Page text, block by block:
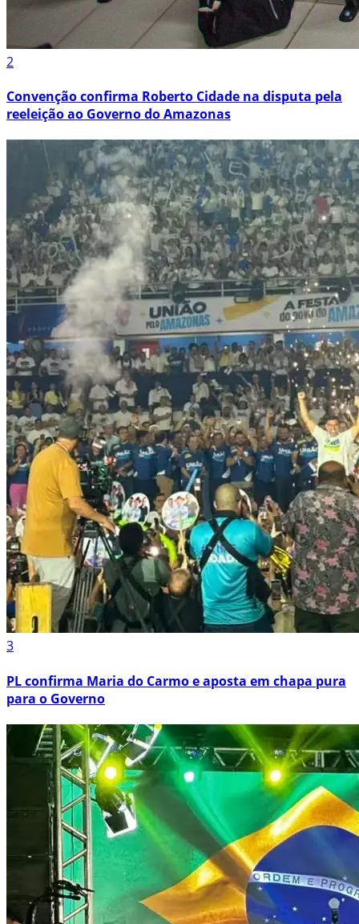
2
Convenção confirma Roberto Cidade na disputa pela
reeleição ao Governo do Amazonas
3
PL confirma Maria do Carmo e aposta em chapa pura
para o Governo